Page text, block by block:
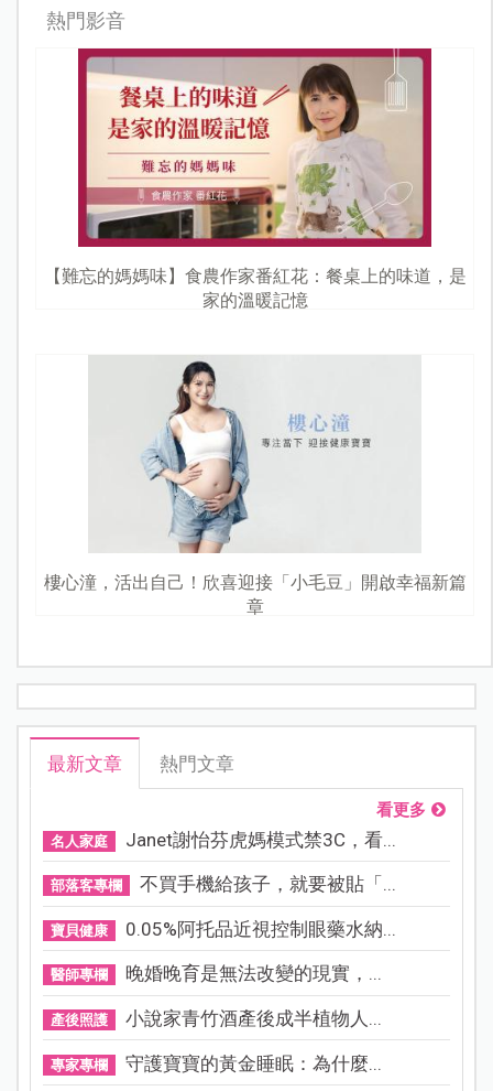
熱門影音
【難忘的媽媽味】食農作家番紅花：餐桌上的味道，是
家的溫暖記憶
樓心潼，活出自己！欣喜迎接「小毛豆」開啟幸福新篇
章
最新文章 熱門文章
看更多
名人家庭 Janet謝怡芬虎媽模式禁3C，看...
部落客專欄 不買手機給孩子，就要被貼「...
寶貝健康 0.05%阿托品近視控制眼藥水納...
醫師專欄 晚婚晚育是無法改變的現實，...
產後照護 小說家青竹酒產後成半植物人...
專家專欄 守護寶寶的黃金睡眠：為什麼...